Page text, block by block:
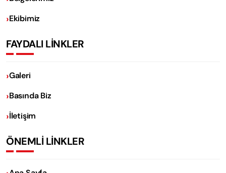
Ekibimiz
FAYDALI LİNKLER
Galeri
Basında Biz
İletişim
ÖNEMLİ LİNKLER